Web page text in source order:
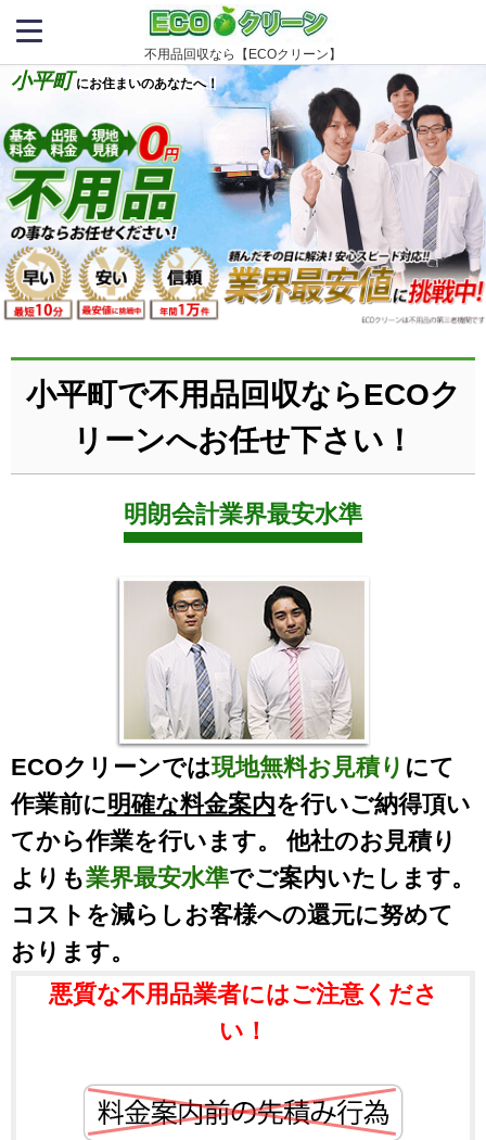
不用品回収なら【ECOクリーン】
小平町 にお住まいのあなたへ！
小平町で不用品回収ならECOク
リーンへお任せ下さい！
明朗会計業界最安水準
ECOクリーンでは現地無料お見積り にて
作業前に明確な料金案内を行いご納得頂い
てから作業を行います。 他社のお見積り
よりも業界最安水準でご案内いたします。
コストを減らしお客様への還元に努めて
おります。
悪質な不用品業者にはご注意くださ
い！